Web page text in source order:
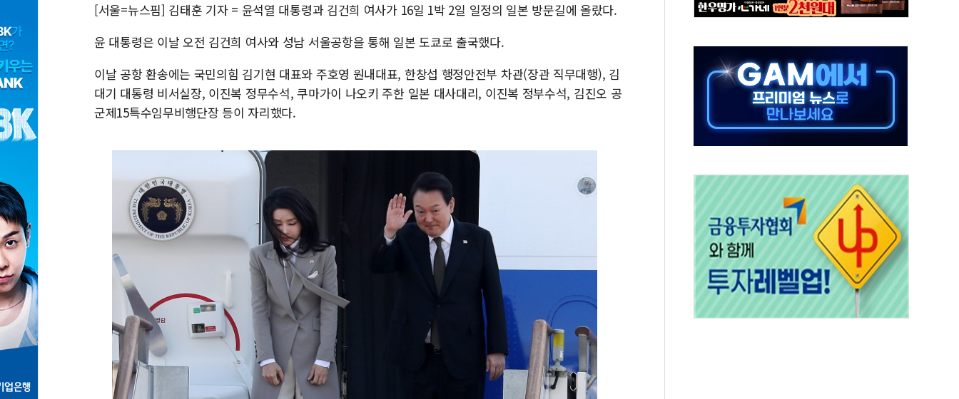
[서울=뉴스핌] 김태훈 기자 = 윤석열 대통령과 김건희 여사가 16일 1박 2일 일정의 일본 방문길에 올랐다.
윤 대통령은 이날 오전 김건희 여사와 성남 서울공항을 통해 일본 도쿄로 출국했다.
이날 공항 환송에는 국민의힘 김기현 대표와 주호영 원내대표, 한창섭 행정안전부 차관(장관 직무대행), 김
대기 대통령 비서실장, 이진복 정무수석, 쿠마가이 나오키 주한 일본 대사대리, 이진복 정부수석, 김진오 공
군제15특수임무비행단장 등이 자리했다.